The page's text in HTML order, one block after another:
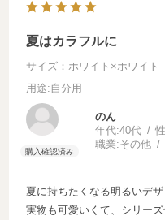
夏はカラフルに
サイズ：ホワイト×ホワイト
用途:自分用
のん
年代:40代
職業:その他
夏に持ちたくなる明るいデザ
実物も可愛いくて、シリー